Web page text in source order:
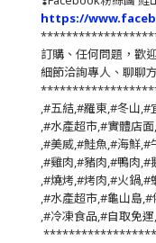
https://
訂購、任何問題，歡
細節洽詢專人、聊聊
,#五結,#羅東,#冬山,#
,#水產超市,#實體店
,#美威,#鮭魚,#海鮮
,#雞肉,#豬肉,#鴨肉,#
,#燒烤,#烤肉,#火鍋,#
,#水產超市,#龜山島
,#冷凍食品,#自取免